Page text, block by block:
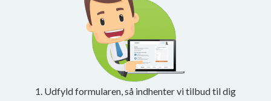
1. Udfyld formularen, så indhenter vi tilbud til dig